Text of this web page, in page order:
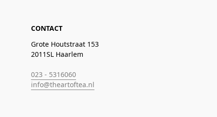
CONTACT
Grote Houtstraat 153
2011SL Haarlem
023 - 5316060
info@theartoftea.nl